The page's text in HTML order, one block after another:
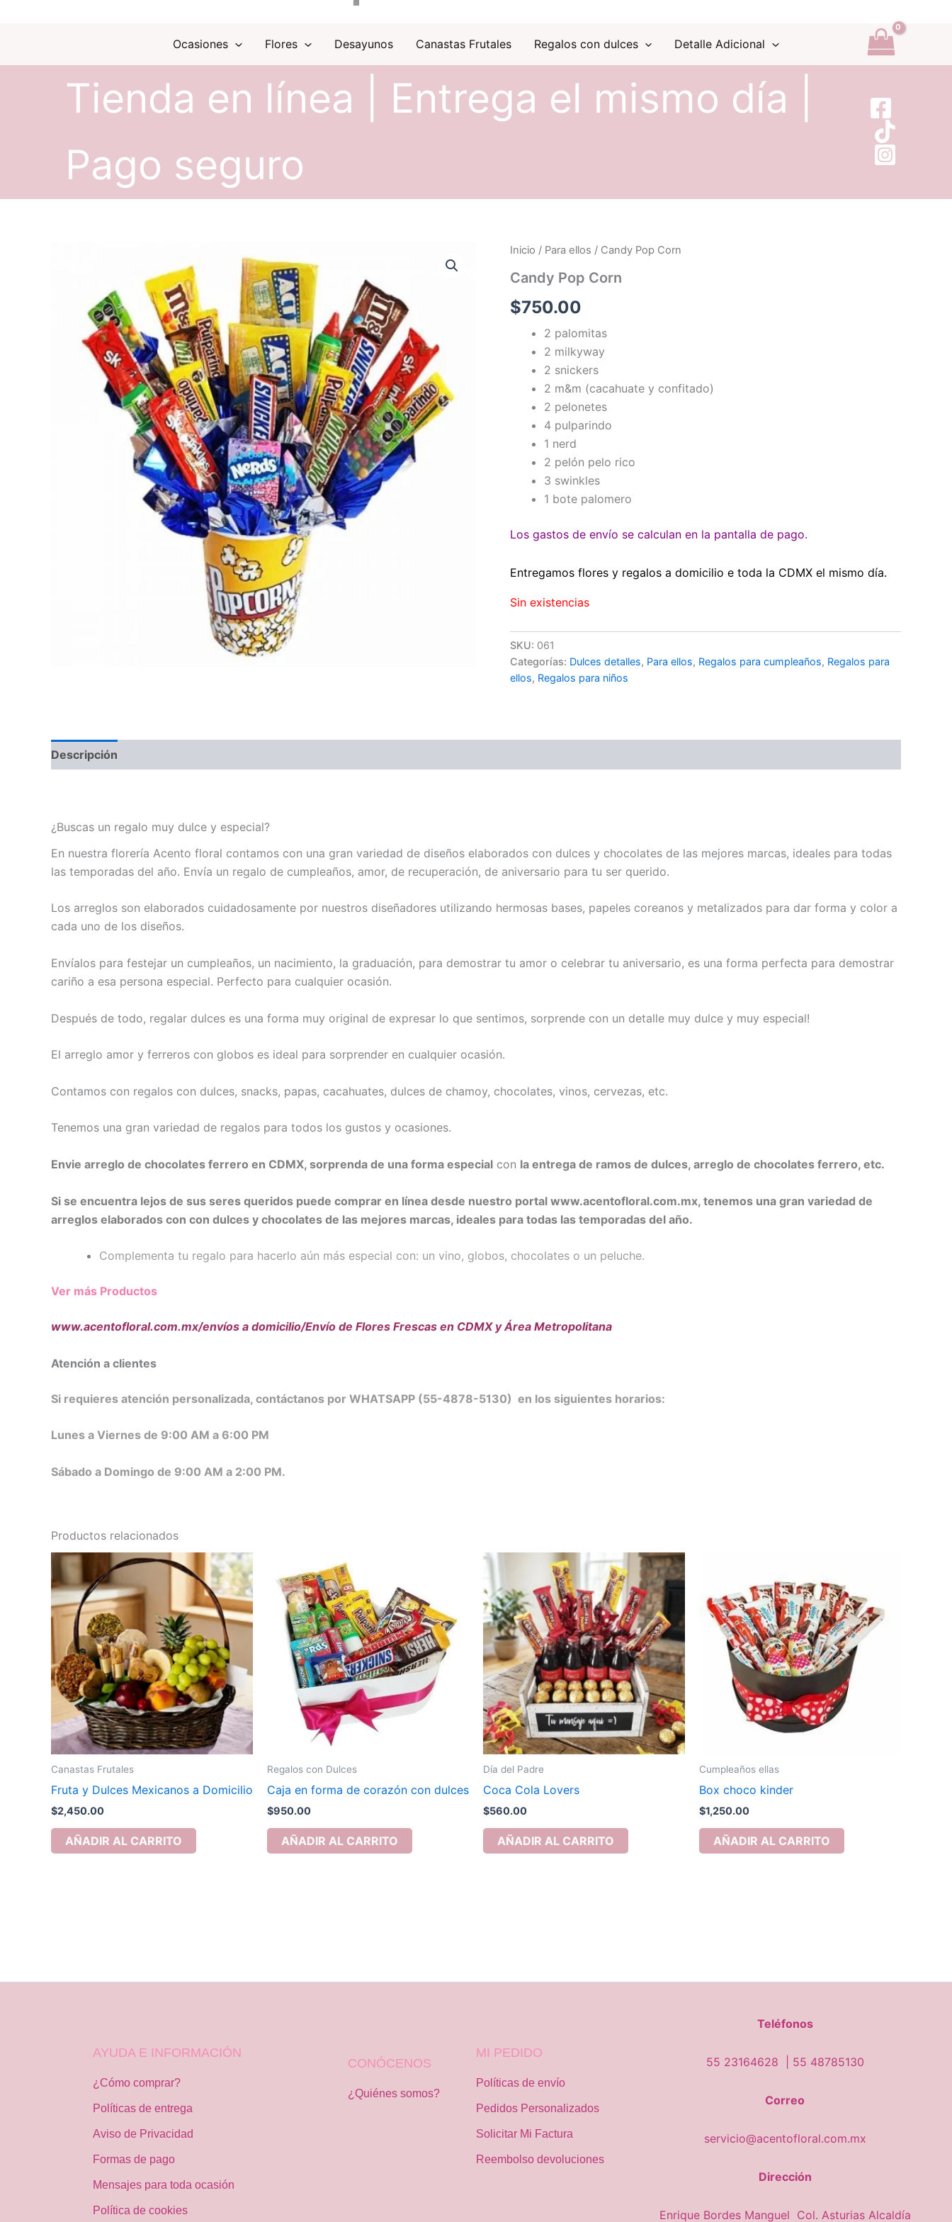
Ocasiones Flores Desayunos Canastas Frutales Regalos con dulces Detalle Adicional
Tienda en línea | Entrega el mismo día |
Pago seguro
Inicio / Para ellos / Candy Pop Corn
Candy Pop Corn
$750.00
2 palomitas
2 milkyway
2 snickers
2 m&m (cacahuate y confitado)
2 pelonetes
4 pulparindo
1 nerd
2 pelón pelo rico
3 swinkles
1 bote palomero
Los gastos de envío se calculan en la pantalla de pago.
Entregamos flores y regalos a domicilio e toda la CDMX el mismo día.
Sin existencias
SKU: 061
Categorías: Dulces detalles, Para ellos, Regalos para cumpleaños, Regalos para
ellos, Regalos para niños
Descripción
¿Buscas un regalo muy dulce y especial?
En nuestra florería Acento floral contamos con una gran variedad de diseños elaborados con dulces y chocolates de las mejores marcas, ideales para todas
las temporadas del año. Envía un regalo de cumpleaños, amor, de recuperación, de aniversario para tu ser querido.
Los arreglos son elaborados cuidadosamente por nuestros diseñadores utilizando hermosas bases, papeles coreanos y metalizados para dar forma y color a
cada uno de los diseños.
Envíalos para festejar un cumpleaños, un nacimiento, la graduación, para demostrar tu amor o celebrar tu aniversario, es una forma perfecta para demostrar
cariño a esa persona especial. Perfecto para cualquier ocasión.
Después de todo, regalar dulces es una forma muy original de expresar lo que sentimos, sorprende con un detalle muy dulce y muy especial!
El arreglo amor y ferreros con globos es ideal para sorprender en cualquier ocasión.
Contamos con regalos con dulces, snacks, papas, cacahuates, dulces de chamoy, chocolates, vinos, cervezas, etc.
Tenemos una gran variedad de regalos para todos los gustos y ocasiones.
Envie arreglo de chocolates ferrero en CDMX, sorprenda de una forma especial con la entrega de ramos de dulces, arreglo de chocolates ferrero, etc.
Si se encuentra lejos de sus seres queridos puede comprar en línea desde nuestro portal www.acentofloral.com.mx, tenemos una gran variedad de
arreglos elaborados con con dulces y chocolates de las mejores marcas, ideales para todas las temporadas del año.
Complementa tu regalo para hacerlo aún más especial con: un vino, globos, chocolates o un peluche.
Ver más Productos
www.acentofloral.com.mx/envíos a domicilio/Envío de Flores Frescas en CDMX y Área Metropolitana
Atención a clientes
Si requieres atención personalizada, contáctanos por WHATSAPP (55-4878-5130) en los siguientes horarios:
Lunes a Viernes de 9:00 AM a 6:00 PM
Sábado a Domingo de 9:00 AM a 2:00 PM.
Productos relacionados
Canastas Frutales
Fruta y Dulces Mexicanos a Domicilio
$2,450.00
AÑADIR AL CARRITO
Regalos con Dulces
Caja en forma de corazón con dulces
$950.00
AÑADIR AL CARRITO
Día del Padre
Coca Cola Lovers
$560.00
AÑADIR AL CARRITO
Cumpleaños ellas
Box choco kinder
$1,250.00
AÑADIR AL CARRITO
AYUDA E INFORMACIÓN
¿Cómo comprar?
Políticas de entrega
Aviso de Privacidad
Formas de pago
Mensajes para toda ocasión
Política de cookies
CONÓCENOS
¿Quiénes somos?
MI PEDIDO
Políticas de envío
Pedidos Personalizados
Solicitar Mi Factura
Reembolso devoluciones
Teléfonos
55 23164628 | 55 48785130
Correo
servicio@acentofloral.com.mx
Dirección
Enrique Bordes Manguel Col. Asturias Alcaldía